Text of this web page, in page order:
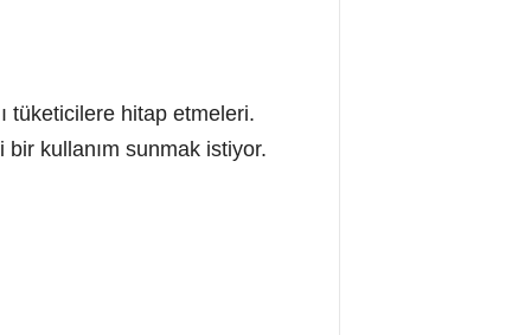
tüketicilere hitap etmeleri.
bir kullanım sunmak istiyor.